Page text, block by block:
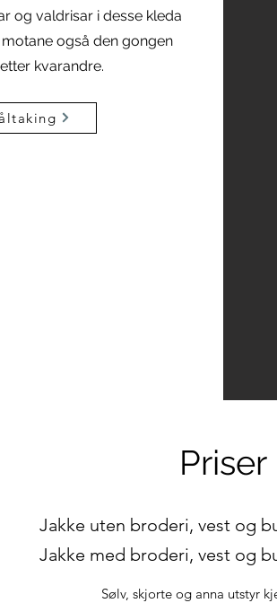
og valdrisar i desse kleda
også den gongen
kvarandre.
Priser
Jakke uten broderi, vest og
Jakke med broderi, vest og
Sølv, skjorte og anna utstyr